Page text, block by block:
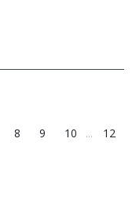
8 9 10 ... 12